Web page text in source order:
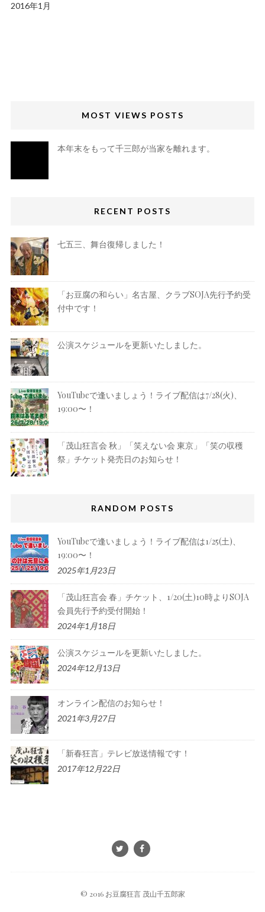
2016年1月
MOST VIEWS POSTS
本年末をもって千三郎が当家を離れます。
RECENT POSTS
七五三、舞台復帰しました！
「お豆腐の和らい」名古屋、クラブSOJA先行予約受
付中です！
公演スケジュールを更新いたしました。
YouTubeで逢いましょう！ライブ配信は7/28(火)、
19:00〜！
「茂山狂言会 秋」「笑えない会 東京」「笑の収穫
祭」チケット発売日のお知らせ！
RANDOM POSTS
YouTubeで逢いましょう！ライブ配信は1/25(土)、
19:00〜！
2025年1月23日
「茂山狂言会 春」チケット、1/20(土)10時よりSOJA
会員先行予約受付開始！
2024年1月18日
公演スケジュールを更新いたしました。
2024年12月13日
オンライン配信のお知らせ！
2021年3月27日
「新春狂言」テレビ放送情報です！
2017年12月22日
© 2016 お豆腐狂言 茂山千五郎家